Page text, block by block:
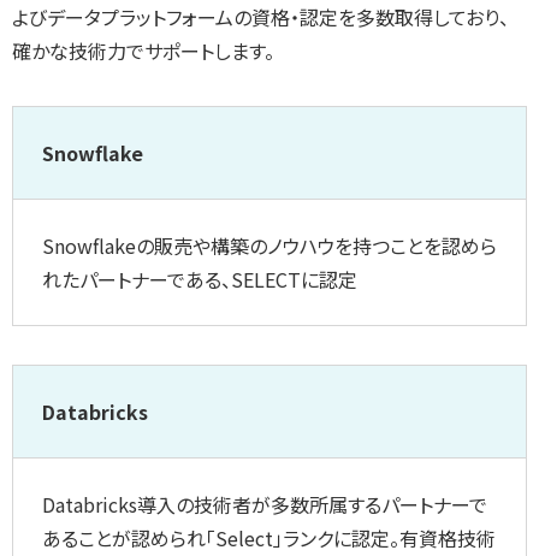
よびデータプラットフォームの資格・認定を多数取得しており、
確かな技術力でサポートします。
Snowflake
Snowflakeの販売や構築のノウハウを持つことを認めら
れたパートナーである、SELECTに認定
Databricks
Databricks導入の技術者が多数所属するパートナーで
あることが認められ「Select」ランクに認定。有資格技術